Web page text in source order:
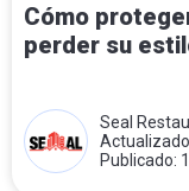
Cómo
perder su
Seal
Publicado: